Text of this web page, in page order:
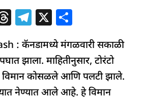
T
re
a
d
T
e
g
ra
X
ar
e
: कॅनडामध्ये मंगळवारी सकाळी
झाला. माहितीनुसार, टोरंटो
विमान कोसळले आणि पलटी झाले.
नेण्यात आले आहे. हे विमान